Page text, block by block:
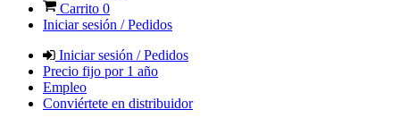
Carrito 0
Iniciar sesión / Pedidos
Iniciar sesión / Pedidos
Precio fijo por 1 año
Empleo
Conviértete en distribuidor